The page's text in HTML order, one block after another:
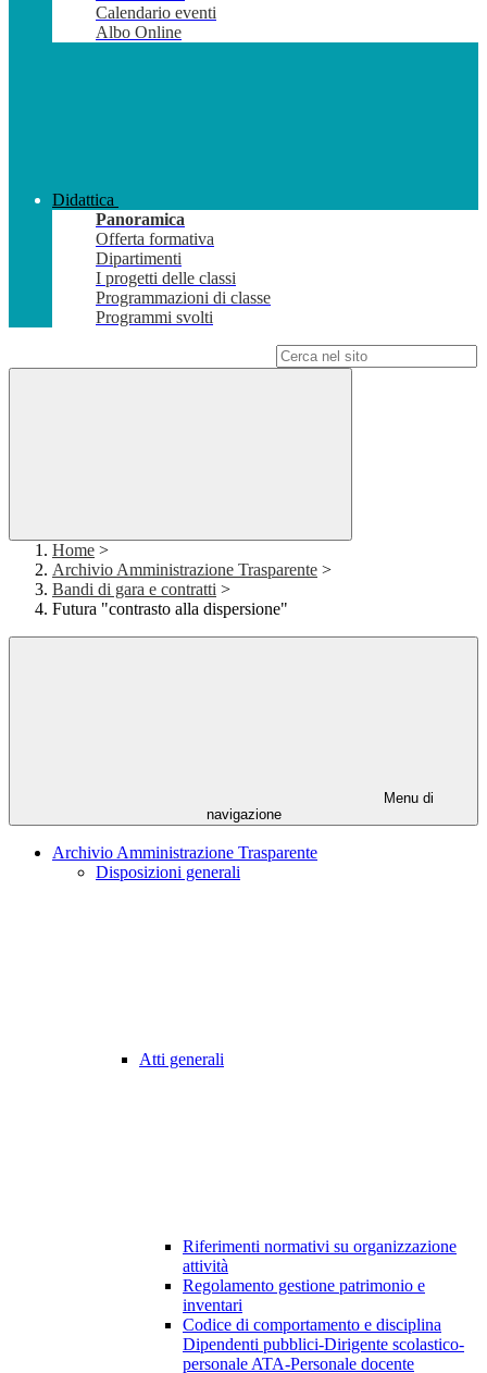
Calendario eventi
Albo Online
Didattica
Panoramica
Offerta formativa
Dipartimenti
I progetti delle classi
Programmazioni di classe
Programmi svolti
Home >
Archivio Amministrazione Trasparente >
Bandi di gara e contratti >
Futura "contrasto alla dispersione"
Menu di
navigazione
Archivio Amministrazione Trasparente
Disposizioni generali
Atti generali
Riferimenti normativi su organizzazione
attività
Regolamento gestione patrimonio e
inventari
Codice di comportamento e disciplina
Dipendenti pubblici-Dirigente scolastico-
personale ATA-Personale docente